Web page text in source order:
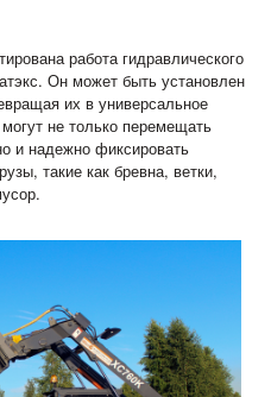
работа гидравлического
Он может быть установлен
их в универсальное
не только перемещать
и надежно фиксировать
такие как бревна, ветки,